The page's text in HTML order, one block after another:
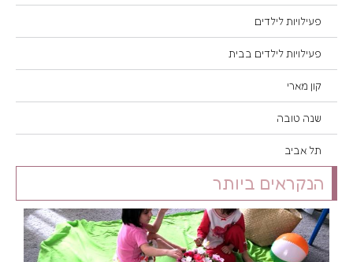
פעילויות לילדים
פעילויות לילדים בבית
קון מארי
שנה טובה
תל אביב
הנקראים ביותר